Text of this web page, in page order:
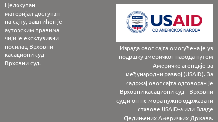
Целокупан
материјал доступан
на сајту, заштићен је
ауторским правима
чији је ексклузивни
носилац Врховни
касациони суд -
Врховни суд.
Израда овог сајта омогућена је уз
подршку америчког народа путем
Америчке агенције за
међународни развој (USAID). За
садржај овог сајта одговоран је
Врховни касациони суд - Врховни
суд и он не мора нужно одржавати
ставове USAID-а или Владе
Сједињених Америчких Држава.